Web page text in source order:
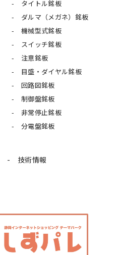
タイトル銘板
ダルマ（メガネ）銘板
機械型式銘板
スイッチ銘板
注意銘板
目盛・ダイヤル銘板
回路図銘板
制御盤銘板
非常停止銘板
分電盤銘板
技術情報